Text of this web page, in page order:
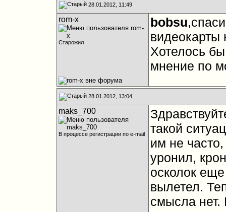
28.01.2012, 11:49
rom-x
Старожил
bobsu
видеокарты
Хотелось
мнение по
28.01.2012, 13:04
maks_700
В процессе регистрации по e-mail
такой
им не
уронил,
осколок
вылетел.
смысла нет.